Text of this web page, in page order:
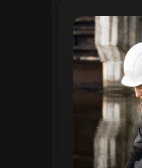
O módulo de
Regente aplica o
mapear redes
e
identificar
intervenções e
estruturas de
baseadas em
contribui
enchentes e
recursos.